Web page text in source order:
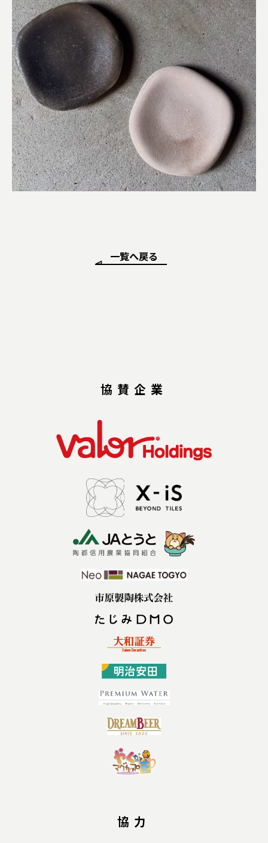
一覧へ戻る
協賛企業
協力